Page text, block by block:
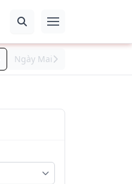
Ngày Mai